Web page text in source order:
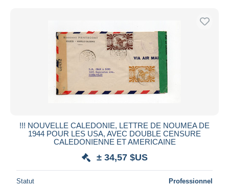
!!! NOUVELLE CALEDONIE, LETTRE DE NOUMEA DE
1944 POUR LES USA, AVEC DOUBLE CENSURE
CALEDONIENNE ET AMERICAINE
± 34,57 $US
Statut Professionnel